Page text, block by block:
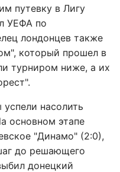
путевку в Лигу
УЕФА по
лондонцев также
который прошел в
турниром ниже, а их
насолить
основном этапе
"Динамо" (2:0),
до решающего
донецкий